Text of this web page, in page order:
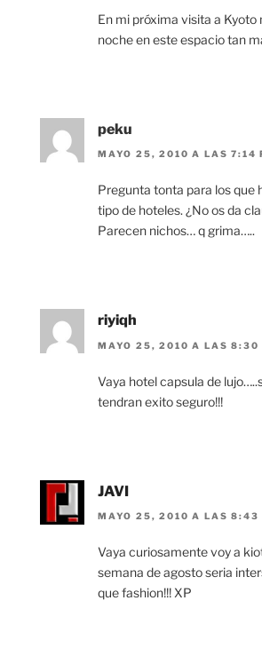
En mi próxima visita a Kyoto
noche en este espacio tan
peku
MAYO 25, 2010 A LAS 7:14
Pregunta tonta para los que
tipo de hoteles. ¿No os da
Parecen nichos… q grima…..
riyiqh
MAYO 25, 2010 A LAS 8:30
Vaya hotel capsula de
tendran exito seguro!!!
JAVI
MAYO 25, 2010 A LAS 8:43
Vaya curiosamente voy a
semana de agosto seria
que fashion!!! XP